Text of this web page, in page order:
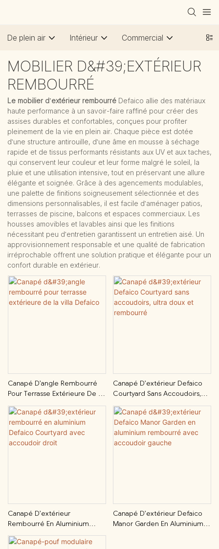
De plein air Intérieur Commercial
MOBILIER D&#39;EXTÉRIEUR
REMBOURRÉ
Le mobilier d'extérieur rembourré Defaico allie des matériaux
haute performance à un savoir-faire raffiné pour créer des
assises durables et confortables, conçues pour profiter
pleinement de la vie en plein air. Chaque pièce est dotée
d'une structure antirouille, d'une âme en mousse à séchage
rapide et de tissus performants résistants aux UV et aux taches,
qui conservent leur couleur et leur forme malgré le soleil, la
pluie et une utilisation intensive, tout en préservant une allure
élégante et soignée. Grâce à des agencements modulables,
une palette de finitions soigneusement sélectionnée et des
dimensions personnalisables, il est facile d'aménager patios,
terrasses de piscine, balcons et espaces commerciaux. Les
housses amovibles et lavables ainsi que les finitions
nécessitant peu d'entretien garantissent un entretien aisé. Un
approvisionnement responsable et une qualité de fabrication
irréprochable offrent une solution pratique et élégante pour un
confort durable en extérieur.
Canapé D'angle Rembourré
Pour Terrasse Extérieure De La
Villa Defaico
Canapé D'extérieur Defaico
Courtyard Sans Accoudoirs,
Ultra Doux Et Rembourré
Canapé D'extérieur
Rembourré En Aluminium
Defaico Courtyard Avec
Accoudoir Droit
Canapé D'extérieur Defaico
Manor Garden En Aluminium